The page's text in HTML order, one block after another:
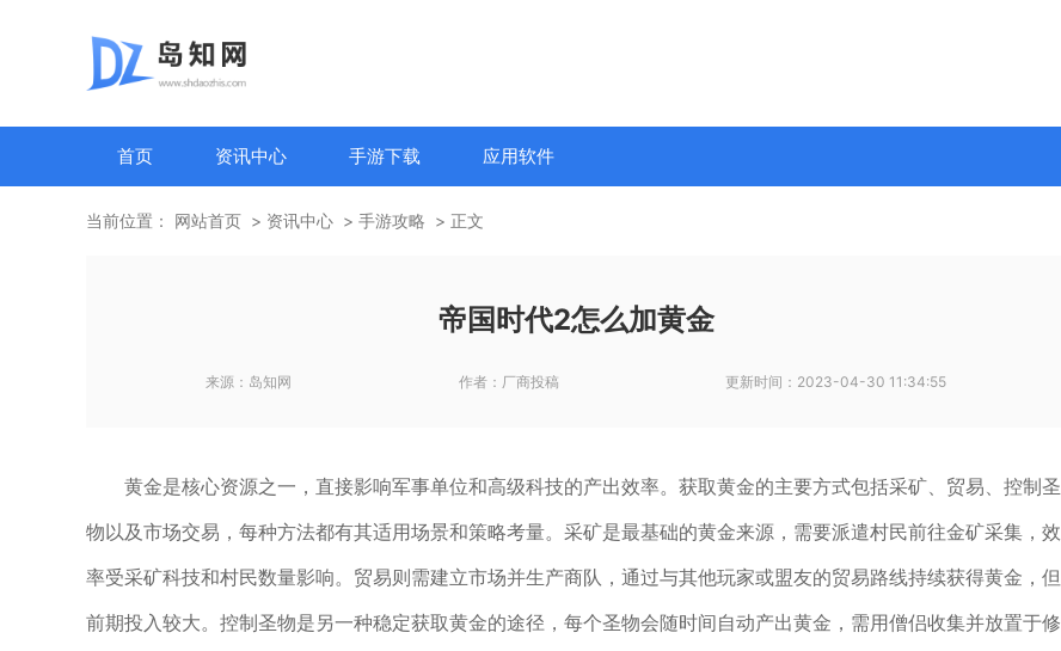
首页 资讯中心 手游下载 应用软件
当前位置： 网站首页 资讯中心 手游攻略 正文
帝国时代2怎么加黄金
来源： 岛知网 作者： 厂商投稿 更新时间： 2023-04-30 11:34:55
黄金是核心资源之一，直接影响军事单位和高级科技的产出效率。获取黄金的主要方式包括采矿、贸易、控制圣
物以及市场交易，每种方法都有其适用场景和策略考量。采矿是最基础的黄金来源，需要派遣村民前往金矿采集，效
率受采矿科技和村民数量影响。贸易则需建立市场并生产商队，通过与其他玩家或盟友的贸易路线持续获得黄金，但
前期投入较大。控制圣物是另一种稳定获取黄金的途径，每个圣物会随时间自动产出黄金，需用僧侣收集并放置于修